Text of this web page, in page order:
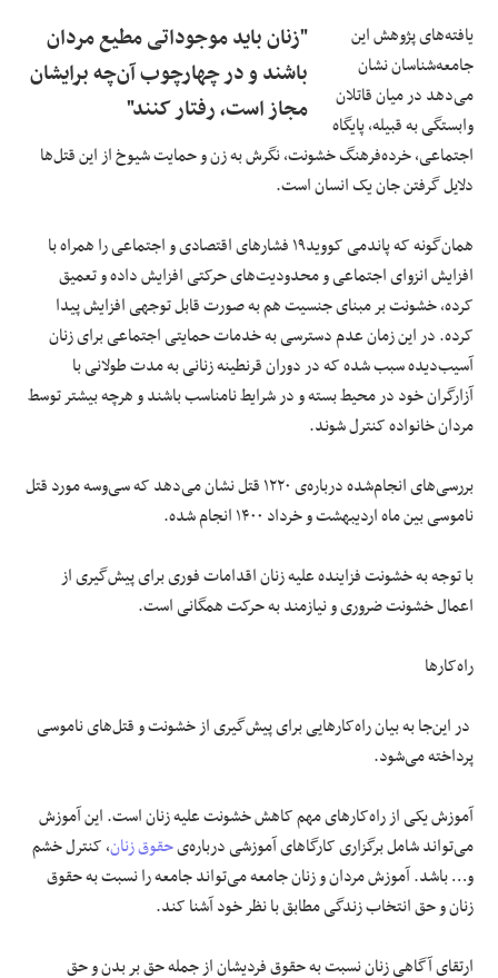
"زنان باید موجوداتی مطیع مردان
باشند و در چهارچوب آن‌چه برایشان
مجاز است، رفتار کنند"
یافته‌های پژوهش این
جامعه‌شناسان نشان
می‌دهد در میان قاتلان
وابستگی به قبیله، ‏پایگاه
اجتماعی، خرده‌فرهنگ خشونت، نگرش به زن و حمایت شیوخ از این قتل‌ها
دلایل گرفتن جان یک ‏انسان است.
همان‌گونه که پاندمی کووید‌۱۹ فشار‌های اقتصادی و اجتماعی را همراه با
افزایش انزوای اجتماعی و محدودیت‌های حرکتی افزایش داده و تعمیق
کرده، خشونت بر مبنای جنسیت هم به صورت قابل توجهی افزایش پیدا
کرده. در این زمان عدم دسترسی به خدمات حمایتی اجتماعی برای زنان
آسیب‌دیده سبب شده که در دوران قرنطینه زنانی به مدت طولانی با
آزارگران خود در محیط بسته و در شرایط نامناسب باشند و هرچه بیشتر توسط
مردان خانواده کنترل شوند.
بررسی‌های انجام‌شده درباره‌ی ۱۲۲۰ قتل نشان می‌دهد که سی‌وسه مورد قتل
ناموسی بین ماه اردیبهشت و خرداد ۱۴۰۰ انجام شده.
با توجه به خشونت فزاینده علیه زنان اقدامات فوری برای پیش‌گیری از
اعمال خشونت ضروری و نیازمند به حرکت همگانی است.
راه‌کارها
در این‌جا به بیان راه‌کارهایی برای پیش‌گیری از خشونت و قتل‌های ناموسی
پرداخته می‌شود.
آموزش یکی از راه‌کارهای مهم کاهش خشونت علیه زنان است. این آموزش
می‌تواند شامل برگزاری کارگاهای آموزشی درباره‌یحقوق زنان، کنترل خشم
و… باشد. آموزش مردان و زنان جامعه می‌تواند جامعه را نسبت به حقوق
زنان و حق انتخاب زندگی مطابق با نظر خود آشنا کند.
ارتقای آگاهی زنان نسبت به حقوق فردیشان از جمله حق بر بدن و حق